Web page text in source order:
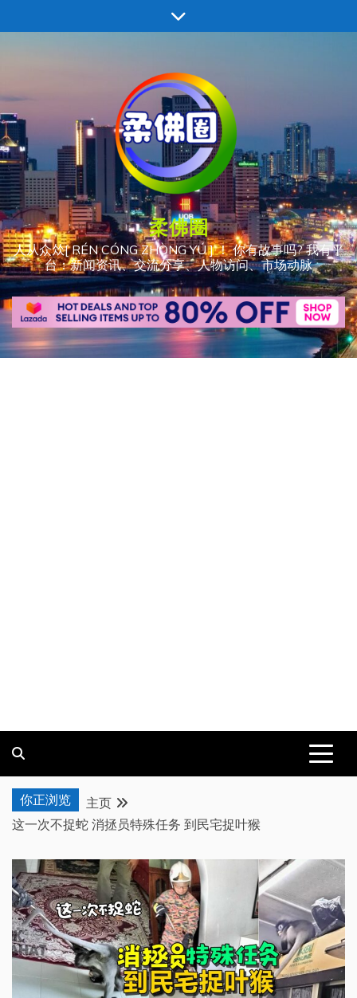
至
柔佛圈
人从众𠈌[ RÉN CÓNG ZHÒNG YÚ ] ！ 你有故事吗? 我有平
台：新闻资讯、交流分享、人物访问、市场动脉
你正浏览
主页
这一次不捉蛇 消拯员特殊任务 到民宅捉叶猴